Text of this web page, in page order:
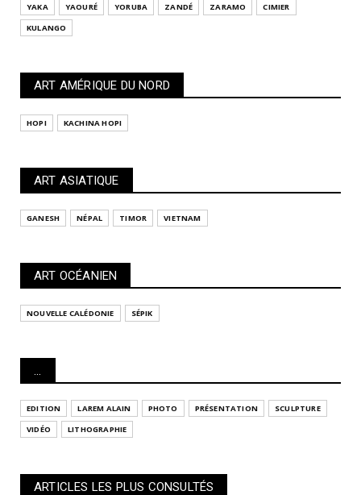
YAKA
YAOURÉ YORUBA ZANDÉ ZARAMO
CIMIER
KULANGO
ART AMÉRIQUE DU NORD
HOPI KACHINA HOPI
ART ASIATIQUE
GANESH NÉPAL TIMOR VIETNAM
ART OCÉANIEN
NOUVELLE CALÉDONIE SÉPIK
...
EDITION LAREM ALAIN PHOTO PRÉSENTATION
SCULPTURE
VIDÉO
LITHOGRAPHIE
ARTICLES LES PLUS CONSULTÉS